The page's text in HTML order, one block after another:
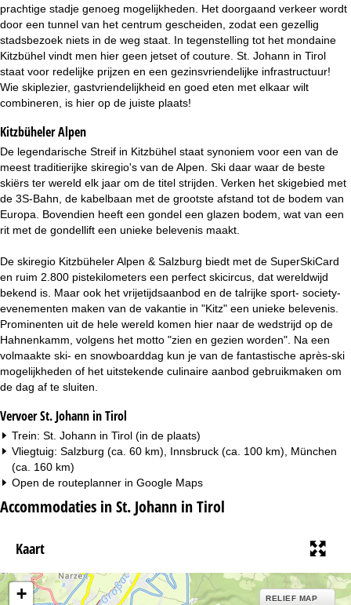
g
i
n
prachtige stadje genoeg mogelijkheden. Het doorgaand verkeer wordt
door een tunnel van het centrum gescheiden, zodat een gezellig
stadsbezoek niets in de weg staat. In tegenstelling tot het mondaine
Kitzbühel vindt men hier geen jetset of couture. St. Johann in Tirol
staat voor redelijke prijzen en een gezinsvriendelijke infrastructuur!
Wie skiplezier, gastvriendelijkheid en goed eten met elkaar wilt
combineren, is hier op de juiste plaats!
Kitzbüheler Alpen
De legendarische Streif in Kitzbühel staat synoniem voor een van de
meest traditierijke skiregio's van de Alpen. Ski daar waar de beste
skiërs ter wereld elk jaar om de titel strijden. Verken het skigebied met
de 3S-Bahn, de kabelbaan met de grootste afstand tot de bodem van
Europa. Bovendien heeft een gondel een glazen bodem, wat van een
rit met de gondellift een unieke belevenis maakt.
De skiregio Kitzbüheler Alpen & Salzburg biedt met de SuperSkiCard
en ruim 2.800 pistekilometers een perfect skicircus, dat wereldwijd
bekend is. Maar ook het vrijetijdsaanbod en de talrijke sport- society-
evenementen maken van de vakantie in "Kitz" een unieke belevenis.
Prominenten uit de hele wereld komen hier naar de wedstrijd op de
Hahnenkamm, volgens het motto "zien en gezien worden". Na een
volmaakte ski- en snowboarddag kun je van de fantastische après-ski
mogelijkheden of het uitstekende culinaire aanbod gebruikmaken om
de dag af te sluiten.
Vervoer St. Johann in Tirol
Trein: St. Johann in Tirol (in de plaats)
Vliegtuig: Salzburg (ca. 60 km), Innsbruck (ca. 100 km), München
(ca. 160 km)
Open de routeplanner in Google Maps
Accommodaties in St. Johann in Tirol
Kaart
+ RELIEF MAP